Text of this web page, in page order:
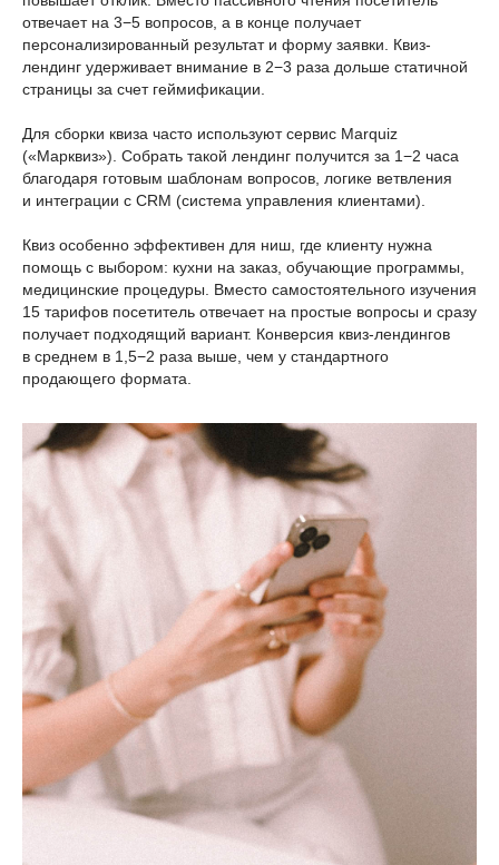
отвечает на 3−5 вопросов, а в конце получает
персонализированный результат и форму заявки. Квиз-
лендинг удерживает внимание в 2−3 раза дольше статичной
страницы за счет геймификации.
Для сборки квиза часто используют сервис Marquiz
(«Марквиз»). Собрать такой лендинг получится за 1−2 часа
благодаря готовым шаблонам вопросов, логике ветвления
и интеграции с CRM (система управления клиентами).
Квиз особенно эффективен для ниш, где клиенту нужна
помощь с выбором: кухни на заказ, обучающие программы,
медицинские процедуры. Вместо самостоятельного изучения
15 тарифов посетитель отвечает на простые вопросы и сразу
получает подходящий вариант. Конверсия квиз-лендингов
в среднем в 1,5−2 раза выше, чем у стандартного
продающего формата.